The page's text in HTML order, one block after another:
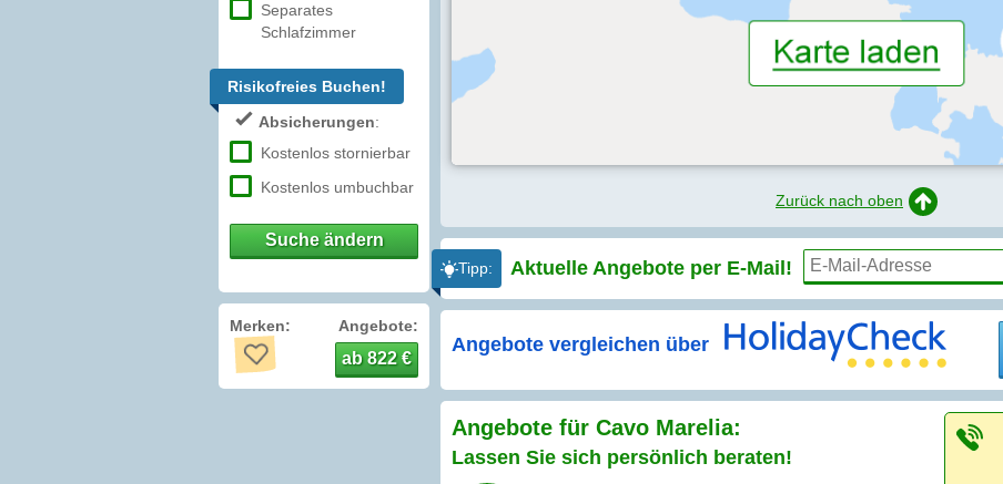
Separates
Schlafzimmer
Risikofreies Buchen!
Absicherungen:
Kostenlos stornierbar
Kostenlos umbuchbar
Suche ändern
Merken: Angebote:
ab 822 €
Zurück nach oben
Tipp: Aktuelle Angebote per E-Mail!
Angebote vergleichen über
Angebote für Cavo Marelia:
Lassen Sie sich persönlich beraten!